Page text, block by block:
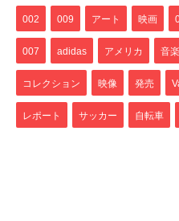
002 009 アート 映画
007 adidas アメリカ 音楽
コレクション 映像 発売
レポート サッカー 自転車